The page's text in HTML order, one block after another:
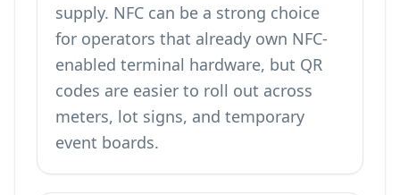
supply. NFC can be a strong choice
for operators that already own NFC-
enabled terminal hardware, but QR
codes are easier to roll out across
meters, lot signs, and temporary
event boards.